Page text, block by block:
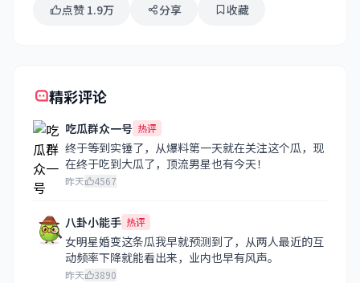
点赞 1.9万 分享 收藏
精彩评论
吃瓜群众一号 热评
终于等到实锤了，从爆料第一天就在关注这个瓜，现
在终于吃到大瓜了，顶流男星也有今天！
昨天 4567
八卦小能手 热评
女明星婚变这条瓜我早就预测到了，从两人最近的互
动频率下降就能看出来，业内也早有风声。
昨天 3890